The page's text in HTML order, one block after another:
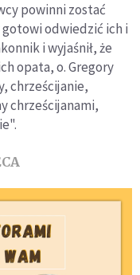
powinni zostać
odwiedzić ich i
i wyjaśnił, że
opata, o. Gregory
chrześcijanie,
chrześcijanami,